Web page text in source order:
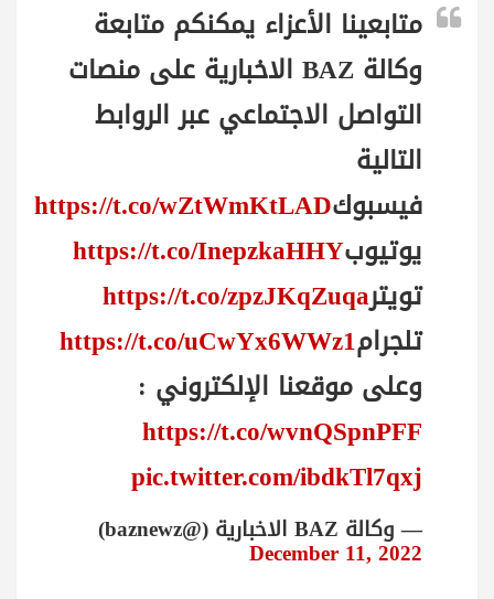
متابعينا الأعزاء يمكنكم متابعة
وكالة BAZ الاخبارية على منصات
التواصل الاجتماعي عبر الروابط
التالية
فيسبوكhttps://t.co/wZtWmKtLAD
يوتيوبhttps://t.co/InepzkaHHY
تويترhttps://t.co/zpzJKqZuqa
تلجرامhttps://t.co/uCwYx6WWz1
وعلى موقعنا الإلكتروني :
https://t.co/wvnQSpnPFF
pic.twitter.com/ibdkTl7qxj
— وكالة BAZ الاخبارية (@baznewz)
December 11, 2022